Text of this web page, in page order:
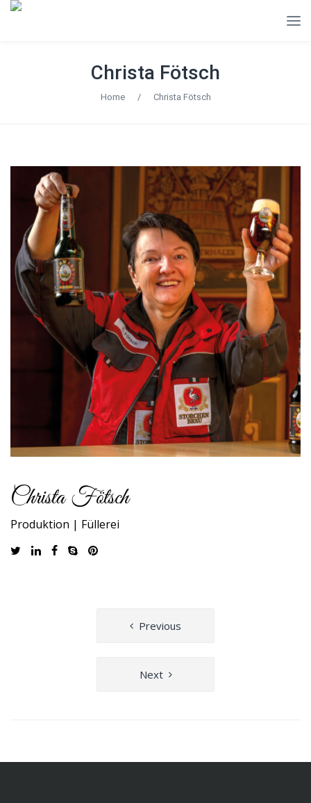
Christa Fötsch
Home / Christa Fötsch
Christa Fötsch
Produktion | Füllerei
BeitragsnavigationPrevious
Next